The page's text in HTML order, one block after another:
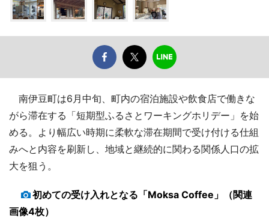
南伊豆町は6月中旬、町内の宿泊施設や飲食店で働きな
がら滞在する「短期型ふるさとワーキングホリデー」を始
める。より幅広い時期に柔軟な滞在期間で受け付ける仕組
みへと内容を刷新し、地域と継続的に関わる関係人口の拡
大を狙う。
初めての受け入れとなる「Moksa Coffee」（関連
画像4枚）